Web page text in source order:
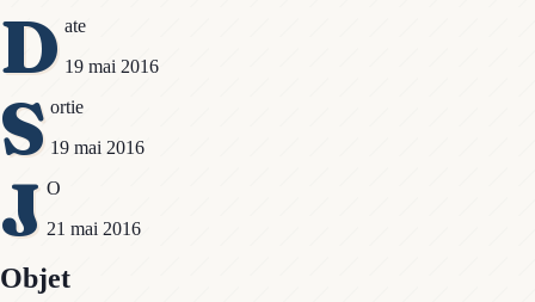
D ate
19 mai 2016
S ortie
19 mai 2016
J O
21 mai 2016
Objet